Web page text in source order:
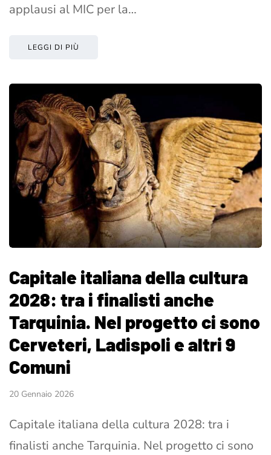
applausi al MIC per la…
LEGGI DI PIÙ
Capitale italiana della cultura
2028: tra i finalisti anche
Tarquinia. Nel progetto ci sono
Cerveteri, Ladispoli e altri 9
Comuni
20 Gennaio 2026
Capitale italiana della cultura 2028: tra i
finalisti anche Tarquinia. Nel progetto ci sono